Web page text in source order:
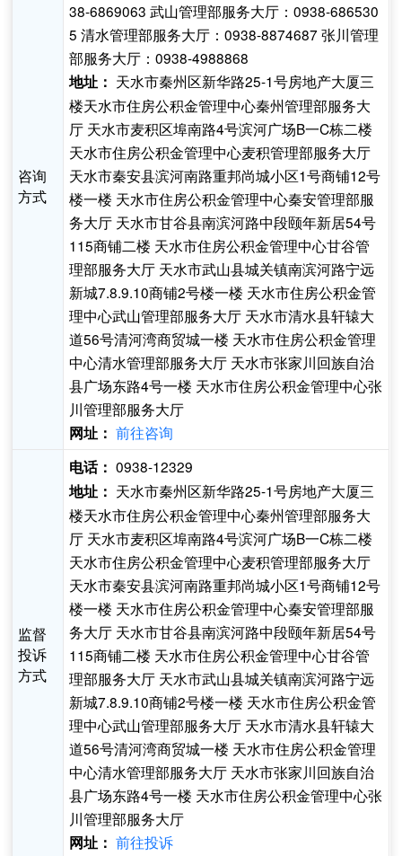
咨询
方式
38-6869063 武山管理部服务大厅：0938-686530
5 清水管理部服务大厅：0938-8874687 张川管理
部服务大厅：0938-4988868
地址： 天水市秦州区新华路25-1号房地产大厦三
楼天水市住房公积金管理中心秦州管理部服务大
厅 天水市麦积区埠南路4号滨河广场B一C栋二楼
天水市住房公积金管理中心麦积管理部服务大厅
天水市秦安县滨河南路重邦尚城小区1号商铺12号
楼一楼 天水市住房公积金管理中心秦安管理部服
务大厅 天水市甘谷县南滨河路中段颐年新居54号
115商铺二楼 天水市住房公积金管理中心甘谷管
理部服务大厅 天水市武山县城关镇南滨河路宁远
新城7.8.9.10商铺2号楼一楼 天水市住房公积金管
理中心武山管理部服务大厅 天水市清水县轩辕大
道56号清河湾商贸城一楼 天水市住房公积金管理
中心清水管理部服务大厅 天水市张家川回族自治
县广场东路4号一楼 天水市住房公积金管理中心张
川管理部服务大厅
网址： 前往咨询
监督
投诉
方式
电话： 0938-12329
地址： 天水市秦州区新华路25-1号房地产大厦三
楼天水市住房公积金管理中心秦州管理部服务大
厅 天水市麦积区埠南路4号滨河广场B一C栋二楼
天水市住房公积金管理中心麦积管理部服务大厅
天水市秦安县滨河南路重邦尚城小区1号商铺12号
楼一楼 天水市住房公积金管理中心秦安管理部服
务大厅 天水市甘谷县南滨河路中段颐年新居54号
115商铺二楼 天水市住房公积金管理中心甘谷管
理部服务大厅 天水市武山县城关镇南滨河路宁远
新城7.8.9.10商铺2号楼一楼 天水市住房公积金管
理中心武山管理部服务大厅 天水市清水县轩辕大
道56号清河湾商贸城一楼 天水市住房公积金管理
中心清水管理部服务大厅 天水市张家川回族自治
县广场东路4号一楼 天水市住房公积金管理中心张
川管理部服务大厅
网址： 前往投诉